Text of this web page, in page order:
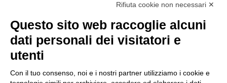
Importo netto (€):
Rifiuta cookie non necessari ✕
Questo sito web raccoglie alcuni
dati personali dei visitatori e
utenti
Con il tuo consenso, noi e i nostri partner utilizziamo i cookie e